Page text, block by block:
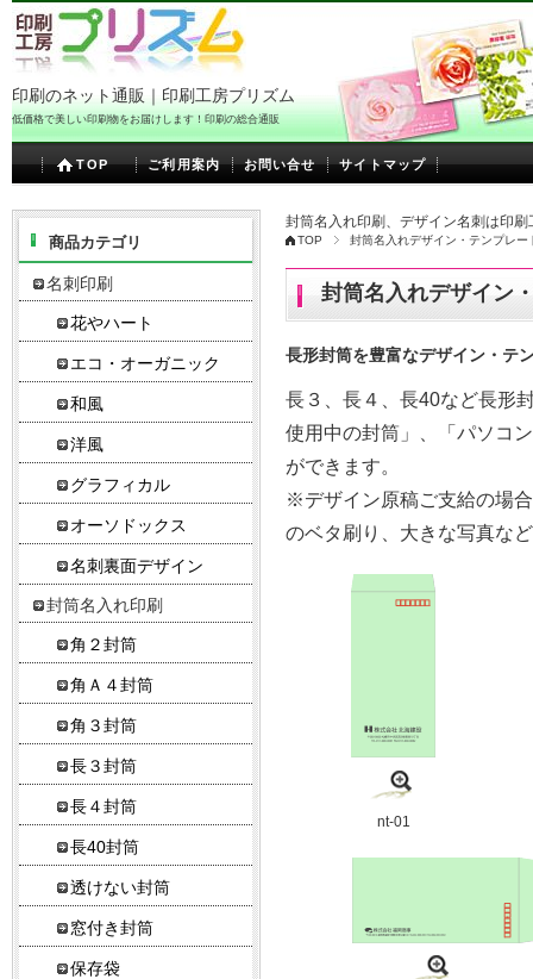
印刷のネット通販｜印刷工房プリズム
低価格で美しい印刷物をお届けします！印刷の総合通販
TOP ご利用案内 お問い合せ サイトマップ
封筒名入れ印刷、デザイン名刺は印
TOP 封筒名入れデザイン・テンプレー
封筒名入れデザイン
長形封筒を豊富なデザイン・テ
長３、長４、長40など長形
使用中の封筒」、「パソコ
ができます。
※デザイン原稿ご支給の場
のベタ刷り、大きな写真な
nt-01
商品カテゴリ
名刺印刷
花やハート
エコ・オーガニック
和風
洋風
グラフィカル
オーソドックス
名刺裏面デザイン
封筒名入れ印刷
角２封筒
角Ａ４封筒
角３封筒
長３封筒
長４封筒
長40封筒
透けない封筒
窓付き封筒
保存袋